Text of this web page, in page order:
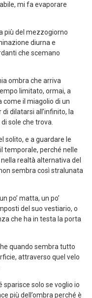
mi fa evaporare
più del mezzogiorno
diurna e
che scemano
ombra che arriva
limitato, ormai, a
come il miagolio di un
dilatarsi all’infinito, la
sole che trova.
solito, e a guardare le
temporale, perché nelle
realtà alternativa del
sembra così stralunata
po’ matta, un po’
del suo vestiario, o
che ha in testa la porta
quando sembra tutto
attraverso quel velo
sparisce solo se voglio io
più dell’ombra perché è